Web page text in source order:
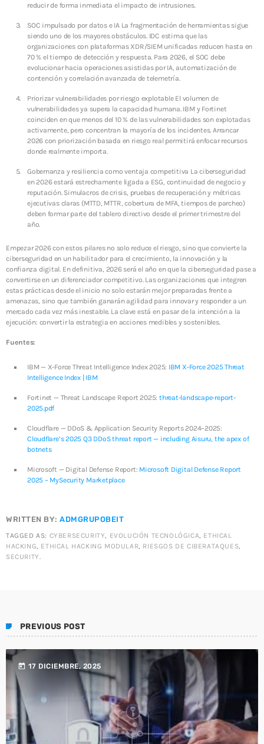
TOP VOTED
Introducen un enfoque proactivo para reducir
ciberataques en México
24 ABRIL, 2019
organización a tu alcance!
24 ABRIL, 2019
SOC y NOC: el corazón de la continuidad operativa
en la era digital
3 JUNIO, 2026
La ciberseguridad es una inversión para las
organizaciones
22 SEPTIEMBRE, 2025
reducir de forma inmediata el impacto de intrusiones.
SOC impulsado por datos e IA La fragmentación de herramientas sigue
siendo uno de los mayores obstáculos. IDC estima que las
organizaciones con plataformas XDR/SIEM unificadas reducen hasta en
70 % el tiempo de detección y respuesta. Para 2026, el SOC debe
evolucionar hacia operaciones asistidas por IA, automatización de
contención y correlación avanzada de telemetría.
Priorizar vulnerabilidades por riesgo explotable El volumen de
vulnerabilidades ya supera la capacidad humana. IBM y Fortinet
coinciden en que menos del 10 % de las vulnerabilidades son explotadas
activamente, pero concentran la mayoría de los incidentes. Arrancar
2026 con priorización basada en riesgo real permitirá enfocar recursos
donde realmente importa.
Gobernanza y resiliencia como ventaja competitiva La ciberseguridad
en 2026 estará estrechamente ligada a ESG, continuidad de negocio y
reputación. Simulacros de crisis, pruebas de recuperación y métricas
ejecutivas claras (MTTD, MTTR, cobertura de MFA, tiempos de parcheo)
deben formar parte del tablero directivo desde el primer trimestre del
año.
Empezar 2026 con estos pilares no solo reduce el riesgo, sino que convierte la
ciberseguridad en un habilitador para el crecimiento, la innovación y la
confianza digital. En definitiva, 2026 será el año en que la ciberseguridad pase a
convertirse en un diferenciador competitivo. Las organizaciones que integren
estas prácticas desde el inicio no solo estarán mejor preparadas frente a
amenazas, sino que también ganarán agilidad para innovar y responder a un
mercado cada vez más inestable. La clave está en pasar de la intención a la
ejecución: convertir la estrategia en acciones medibles y sostenibles.
Fuentes:
IBM — X-Force Threat Intelligence Index 2025: IBM X-Force 2025 Threat
Intelligence Index | IBM
Fortinet — Threat Landscape Report 2025: threat-landscape-report-
2025.pdf
Cloudflare — DDoS & Application Security Reports 2024–2025:
Cloudflare’s 2025 Q3 DDoS threat report — including Aisuru, the apex of
botnets
Microsoft — Digital Defense Report: Microsoft Digital Defense Report
2025 – MySecurity Marketplace
WRITTEN BY:ADMGRUPOBEIT
TAGGED AS: CYBERSECURITY EVOLUCIÓN TECNOLÓGICA
ETHICAL
HACKING
ETHICAL HACKING MODULAR RIESGOS DE CIBERATAQUES
SECURITY
PREVIOUS POST
today 17 DICIEMBRE, 2025